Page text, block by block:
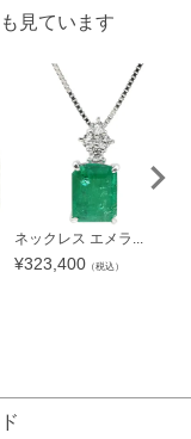
見ています
ネックレス エメラ...
¥323,400 （税込）